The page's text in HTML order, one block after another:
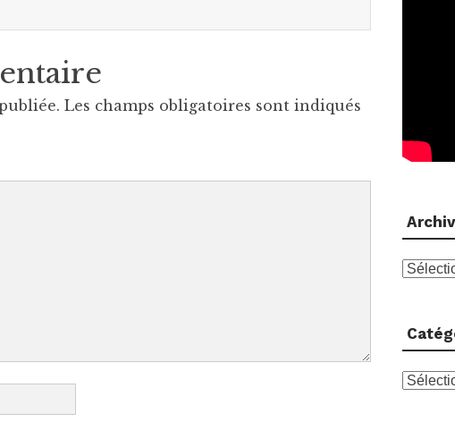
Les champs obligatoires sont indiqués